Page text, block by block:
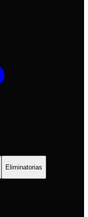
Eliminatorias